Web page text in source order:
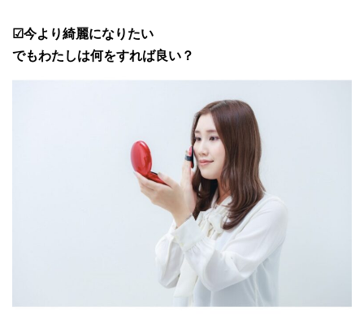
☑今より綺麗になりたい
でもわたしは何をすれば良い？